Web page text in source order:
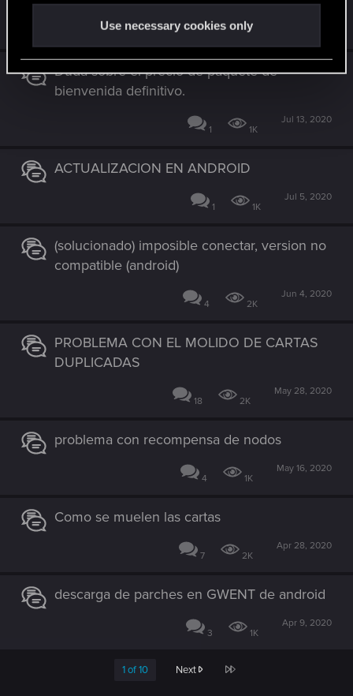
Use necessary cookies only
1 1K
Duda sobre el precio de paquete de
bienvenida definitivo.
1 1K
Jul 13, 2020
ACTUALIZACION EN ANDROID
1 1K
Jul 5, 2020
(solucionado) imposible conectar, version no
compatible (android)
4 2K
Jun 4, 2020
PROBLEMA CON EL MOLIDO DE CARTAS
DUPLICADAS
18 2K
May 28, 2020
problema con recompensa de nodos
4 1K
May 16, 2020
Como se muelen las cartas
7 2K
Apr 28, 2020
descarga de parches en GWENT de android
3 1K
Apr 9, 2020
1 of 10 Next Last